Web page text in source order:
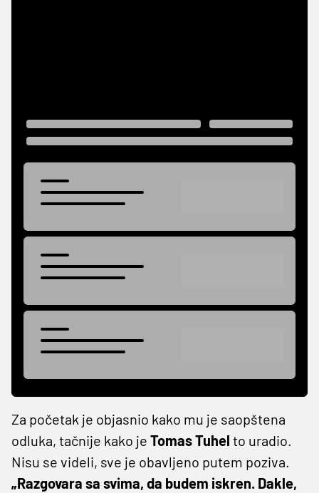
Za početak je objasnio kako mu je saopštena
odluka, tačnije kako je Tomas Tuhel to uradio.
Nisu se videli, sve je obavljeno putem poziva.
„Razgovara sa svima, da budem iskren. Dakle,